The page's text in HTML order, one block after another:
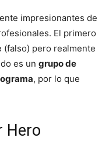
impresionantes de
El primero
(falso) pero realmente
es un grupo de
, por lo que
Hero